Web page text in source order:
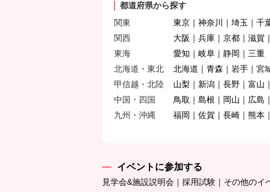
都道府県から探す
関東
東京 神奈川 埼玉 千
関西
大阪 兵庫 京都 滋賀
東海
愛知 岐阜 静岡
三重
北海道・東北
北海道 青森 岩手 宮
甲信越・北陸
山梨 新潟 長野 富山
中国・四国
鳥取 島根 岡山 広島
九州・沖縄
福岡 佐賀 長崎 熊本
イベントに参加する
見学会&施設説明会 採用試験 その他のイ